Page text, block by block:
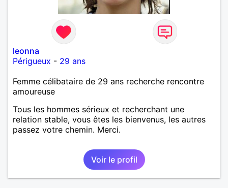
leonna
Périgueux - 29 ans
Femme célibataire de 29 ans recherche rencontre
amoureuse
Tous les hommes sérieux et recherchant une
relation stable, vous êtes les bienvenus, les autres
passez votre chemin. Merci.
Voir le profil